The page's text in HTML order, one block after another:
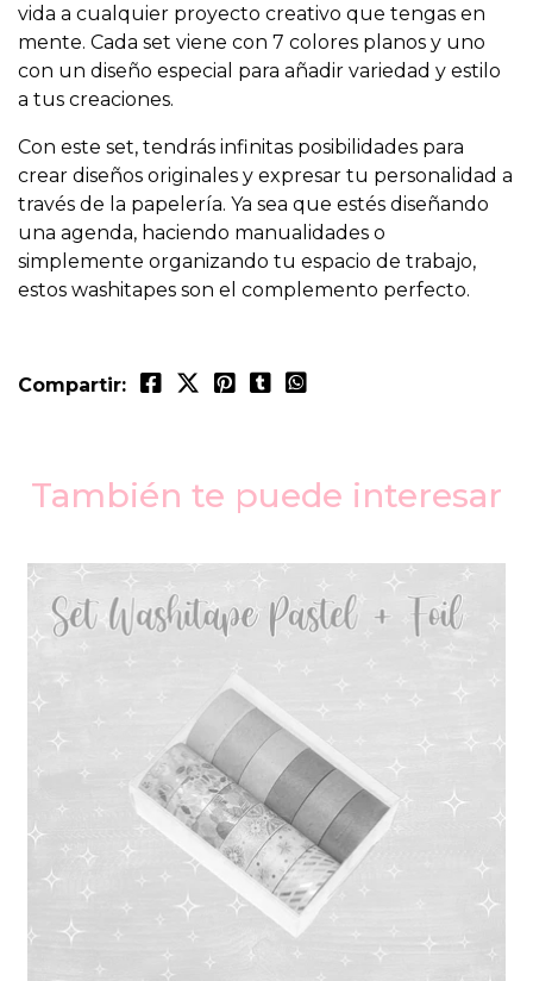
vida a cualquier proyecto creativo que tengas en
mente. Cada set viene con 7 colores planos y uno
con un diseño especial para añadir variedad y estilo
a tus creaciones.
Con este set, tendrás infinitas posibilidades para
crear diseños originales y expresar tu personalidad a
través de la papelería. Ya sea que estés diseñando
una agenda, haciendo manualidades o
simplemente organizando tu espacio de trabajo,
estos washitapes son el complemento perfecto.
Compartir:
También te puede interesar